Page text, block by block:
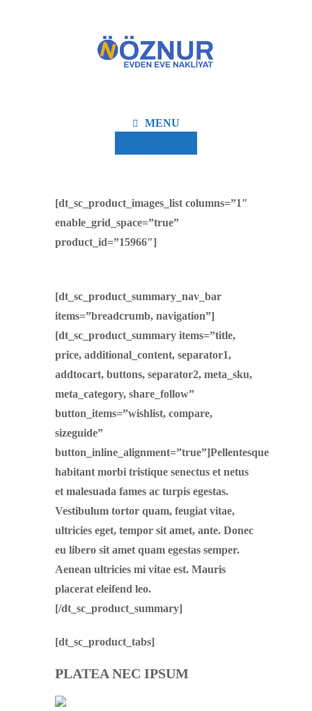
MENU
[dt_sc_product_images_list columns=”1″
enable_grid_space=”true”
product_id=”15966″]
[dt_sc_product_summary_nav_bar
items=”breadcrumb, navigation”]
[dt_sc_product_summary items=”title,
price, additional_content, separator1,
addtocart, buttons, separator2, meta_sku,
meta_category, share_follow”
button_items=”wishlist, compare,
sizeguide”
button_inline_alignment=”true”]Pellentesque
habitant morbi tristique senectus et netus
et malesuada fames ac turpis egestas.
Vestibulum tortor quam, feugiat vitae,
ultricies eget, tempor sit amet, ante. Donec
eu libero sit amet quam egestas semper.
Aenean ultricies mi vitae est. Mauris
placerat eleifend leo.
[/dt_sc_product_summary]
[dt_sc_product_tabs]
PLATEA NEC IPSUM